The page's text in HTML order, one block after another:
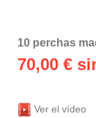
10 perchas
70,00 €
Ver el vídeo